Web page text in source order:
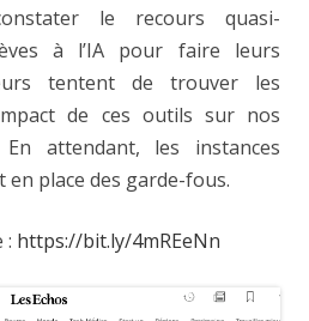
le recours quasi-
à l’IA pour faire leurs
tentent de trouver les
de ces outils sur nos
En attendant, les instances
place des garde-fous.
: https://bit.ly/4mREeNn